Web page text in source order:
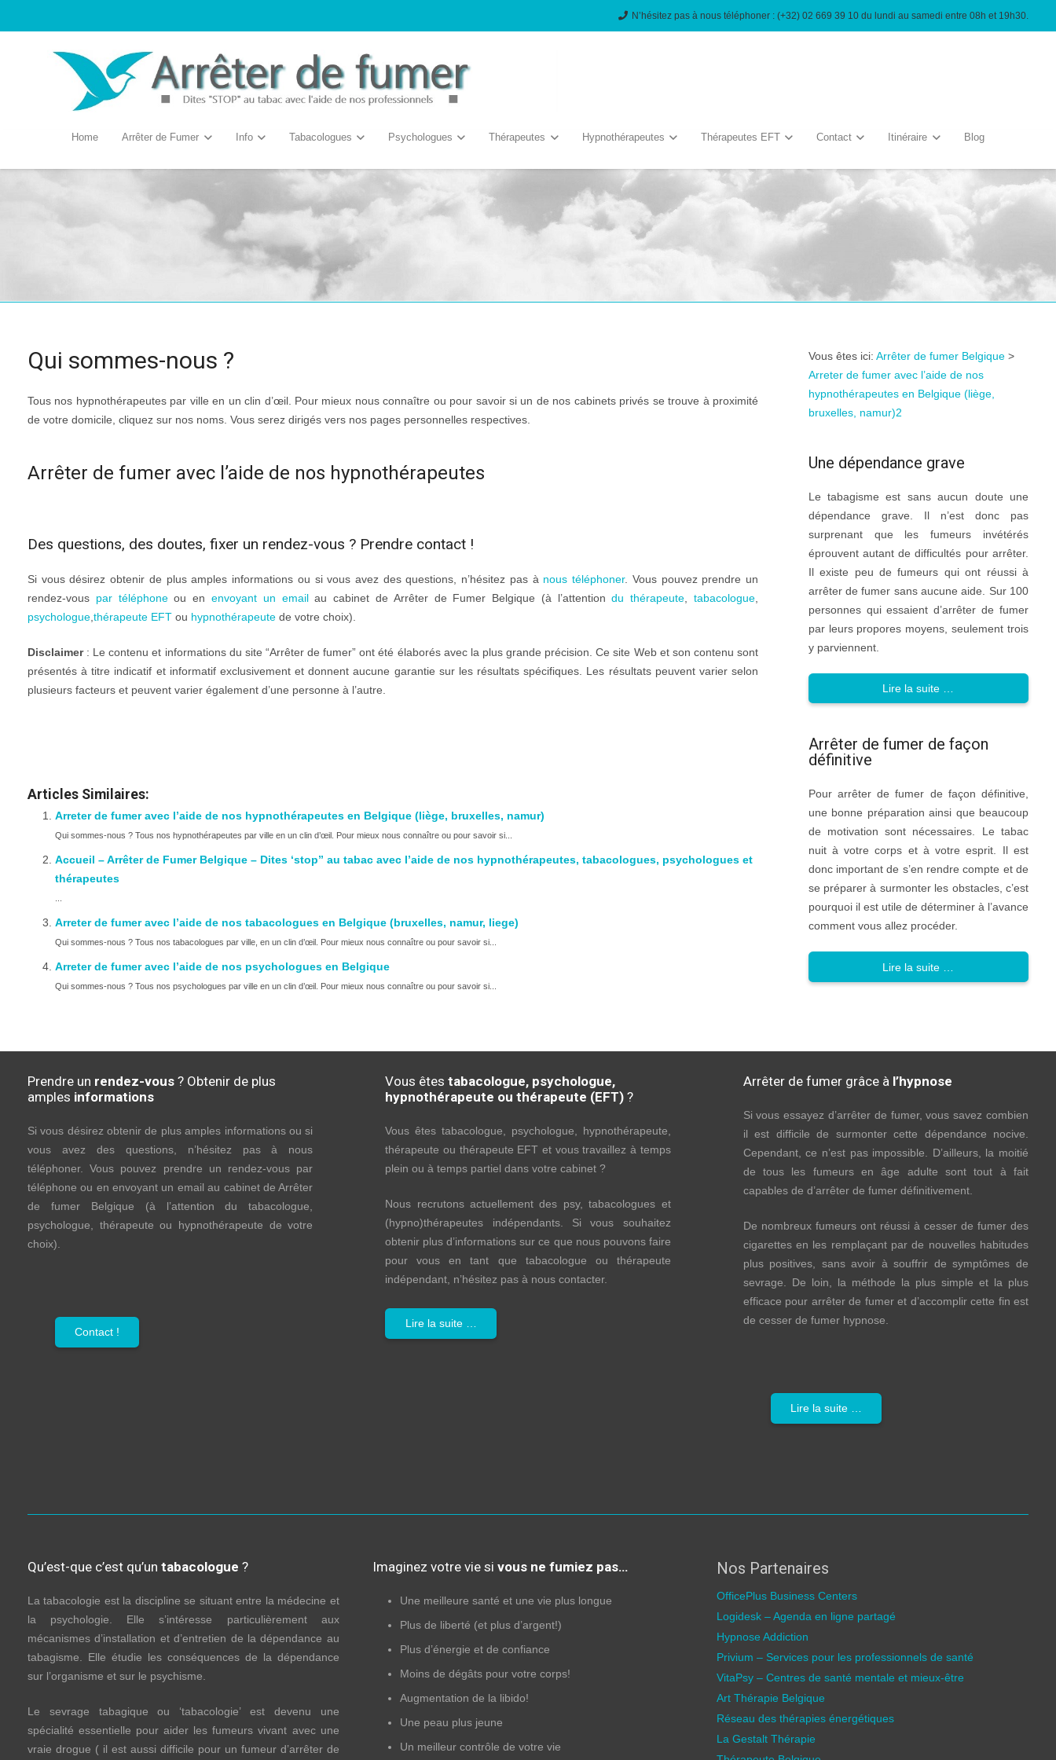
N’hésitez pas à nous téléphoner : (+32) 02 669 39 10 du lundi au samedi entre 08h et 19h30.
Home Arrêter de Fumer Info Tabacologues Psychologues Thérapeutes Hypnothérapeutes Thérapeutes EFT Contact Itinéraire Blog
Qui sommes-nous ?
Tous nos hypnothérapeutes par ville en un clin d’œil. Pour mieux nous connaître ou pour savoir si un de nos cabinets privés se trouve à proximité
de votre domicile, cliquez sur nos noms. Vous serez dirigés vers nos pages personnelles respectives.
Arrêter de fumer avec l’aide de nos hypnothérapeutes
Des questions, des doutes, fixer un rendez-vous ? Prendre contact !
Si vous désirez obtenir de plus amples informations ou si vous avez des questions, n’hésitez pas à nous téléphoner. Vous pouvez prendre un
rendez-vous par téléphoneou en envoyant un emailau cabinet de Arrêter de Fumer Belgique (à l’attentiondu thérapeute ,tabacologue
psychologue thérapeute EFT ou hypnothérapeute de votre choix).
Disclaimer: Le contenu et informations du site “Arrêter de fumer” ont été élaborés avec la plus grande précision. Ce site Web et son contenu sont
présentés à titre indicatif et informatif exclusivement et donnent aucune garantie sur les résultats spécifiques. Les résultats peuvent varier selon
plusieurs facteurs et peuvent varier également d’une personne à l’autre.
Articles Similaires:
Arreter de fumer avec l’aide de nos hypnothérapeutes en Belgique (liège, bruxelles, namur)
Qui sommes-nous ? Tous nos hypnothérapeutes par ville en un clin d’œil. Pour mieux nous connaître ou pour savoir si...
Accueil – Arrêter de Fumer Belgique – Dites ‘stop” au tabac avec l’aide de nos hypnothérapeutes, tabacologues, psychologues et
thérapeutes
Arreter de fumer avec l’aide de nos tabacologues en Belgique (bruxelles, namur, liege)
Qui sommes-nous ? Tous nos tabacologues par ville, en un clin d’œil. Pour mieux nous connaître ou pour savoir si...
Arreter de fumer avec l’aide de nos psychologues en Belgique
Qui sommes-nous ? Tous nos psychologues par ville en un clin d’œil. Pour mieux nous connaître ou pour savoir si...
Vous êtes ici: Arrêter de fumer Belgique>
Arreter de fumer avec l’aide de nos
hypnothérapeutes en Belgique (liège,
bruxelles, namur)2
Une dépendance grave
Le tabagisme est sans aucun doute une
dépendance grave. Il n’est donc pas
surprenant que les fumeurs invétérés
éprouvent autant de difficultés pour arrêter.
Il existe peu de fumeurs qui ont réussi à
arrêter de fumer sans aucune aide. Sur 100
personnes qui essaient d’arrêter de fumer
par leurs propores moyens, seulement trois
y parviennent.
Lire la suite …
Arrêter de fumer de façon
définitive
Pour arrêter de fumer de façon définitive,
une bonne préparation ainsi que beaucoup
de motivation sont nécessaires. Le tabac
nuit à votre corps et à votre esprit. Il est
donc important de s’en rendre compte et de
se préparer à surmonter les obstacles, c’est
pourquoi il est utile de déterminer à l’avance
comment vous allez procéder.
Lire la suite …
Prendre un rendez-vous ? Obtenir de plus
amples informations
Si vous désirez obtenir de plus amples informations ou si
vous avez des questions, n’hésitez pas à nous
téléphoner. Vous pouvez prendre un rendez-vous par
téléphone ou en envoyant un email au cabinet de Arrêter
de fumer Belgique (à l’attention du tabacologue,
psychologue, thérapeute ou hypnothérapeute de votre
choix).
Contact !
Vous êtestabacologue, psychologue,
hypnothérapeute ou thérapeute (EFT) ?
Vous êtes tabacologue, psychologue, hypnothérapeute,
thérapeute ou thérapeute EFT et vous travaillez à temps
plein ou à temps partiel dans votre cabinet ?
Nous recrutons actuellement des psy, tabacologues et
(hypno)thérapeutes indépendants. Si vous souhaitez
obtenir plus d’informations sur ce que nous pouvons faire
pour vous en tant que tabacologue ou thérapeute
indépendant, n’hésitez pas à nous contacter.
Lire la suite …
Arrêter de fumer grâce à l’hypnose
Si vous essayez d’arrêter de fumer, vous savez combien
il est difficile de surmonter cette dépendance nocive.
Cependant, ce n’est pas impossible. D’ailleurs, la moitié
de tous les fumeurs en âge adulte sont tout à fait
capables de d’arrêter de fumer définitivement.
De nombreux fumeurs ont réussi à cesser de fumer des
cigarettes en les remplaçant par de nouvelles habitudes
plus positives, sans avoir à souffrir de symptômes de
sevrage. De loin, la méthode la plus simple et la plus
efficace pour arrêter de fumer et d’accomplir cette fin est
de cesser de fumer hypnose.
Lire la suite …
Qu’est-que c’est qu’un tabacologue ?
La tabacologie est la discipline se situant entre la médecine et
la psychologie. Elle s’intéresse particulièrement aux
mécanismes d’installation et d’entretien de la dépendance au
tabagisme. Elle étudie les conséquences de la dépendance
sur l’organisme et sur le psychisme.
Le sevrage tabagique ou ‘tabacologie’ est devenu une
spécialité essentielle pour aider les fumeurs vivant avec une
vraie drogue ( il est aussi difficile pour un fumeur d’arrêter de
Imaginez votre vie si vous ne fumiez pas…
Une meilleure santé et une vie plus longue
Plus de liberté (et plus d’argent!)
Plus d’énergie et de confiance
Moins de dégâts pour votre corps!
Augmentation de la libido!
Une peau plus jeune
Un meilleur contrôle de votre vie
Nos Partenaires
OfficePlus Business Centers
Logidesk – Agenda en ligne partagé
Hypnose Addiction
Privium – Services pour les professionnels de santé
VitaPsy – Centres de santé mentale et mieux-être
Art Thérapie Belgique
Réseau des thérapies énergétiques
La Gestalt Thérapie